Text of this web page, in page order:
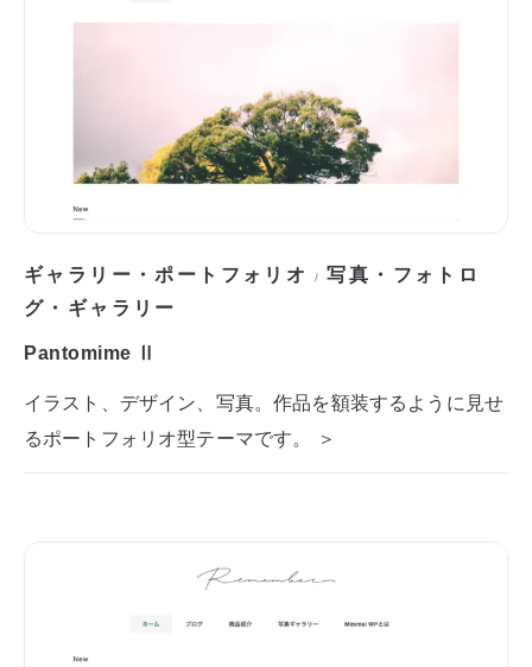
ギャラリー・ポートフォリオ /写真・フォトロ
グ・ギャラリー
Pantomime Ⅱ
イラスト、デザイン、写真。作品を額装するように見せ
るポートフォリオ型テーマです。 ＞